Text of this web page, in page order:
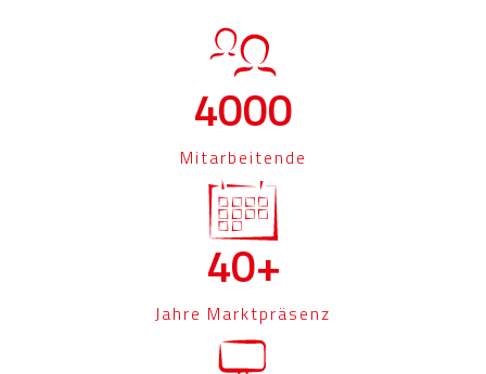
4000
Mitarbeitende
40+
Jahre Marktpräsenz